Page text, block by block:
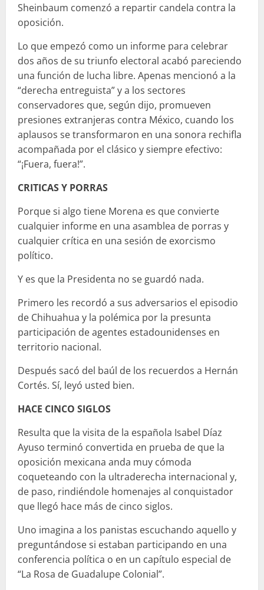
Sheinbaum comenzó a repartir candela contra la
oposición.
Lo que empezó como un informe para celebrar
dos años de su triunfo electoral acabó pareciendo
una función de lucha libre. Apenas mencionó a la
“derecha entreguista” y a los sectores
conservadores que, según dijo, promueven
presiones extranjeras contra México, cuando los
aplausos se transformaron en una sonora rechifla
acompañada por el clásico y siempre efectivo:
“¡Fuera, fuera!”.
CRITICAS Y PORRAS
Porque si algo tiene Morena es que convierte
cualquier informe en una asamblea de porras y
cualquier crítica en una sesión de exorcismo
político.
Y es que la Presidenta no se guardó nada.
Primero les recordó a sus adversarios el episodio
de Chihuahua y la polémica por la presunta
participación de agentes estadounidenses en
territorio nacional.
Después sacó del baúl de los recuerdos a Hernán
Cortés. Sí, leyó usted bien.
HACE CINCO SIGLOS
Resulta que la visita de la española Isabel Díaz
Ayuso terminó convertida en prueba de que la
oposición mexicana anda muy cómoda
coqueteando con la ultraderecha internacional y,
de paso, rindiéndole homenajes al conquistador
que llegó hace más de cinco siglos.
Uno imagina a los panistas escuchando aquello y
preguntándose si estaban participando en una
conferencia política o en un capítulo especial de
“La Rosa de Guadalupe Colonial”.